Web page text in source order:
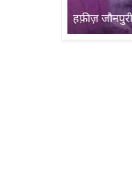
हफ़ीज़ जौनपुरी